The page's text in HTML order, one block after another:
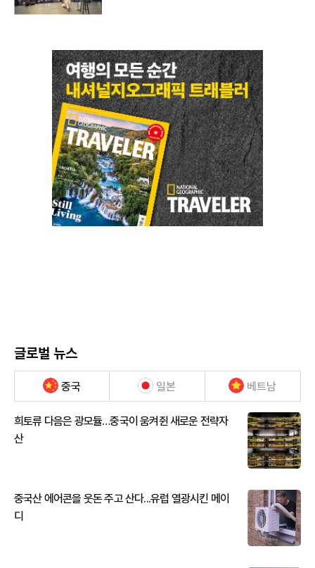
글로벌 뉴스
중국 일본 베트남
희토류 다음은 광모듈…중국이 움켜쥔 새로운 전략자
산
중국산 에어콘을 웃돈 주고 산다...유럽 열광시킨 메이
디